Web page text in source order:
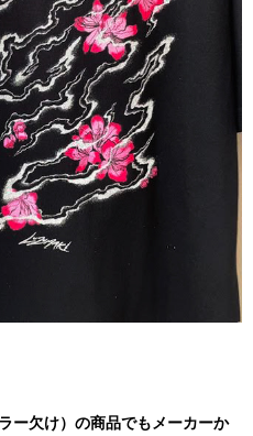
ー欠け）の商品でもメーカーか